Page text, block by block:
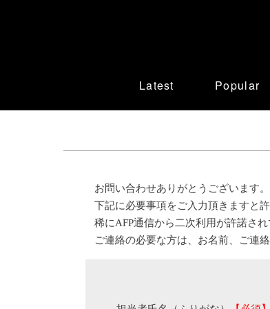
Latest Popular
お問い合わせありがとうございます。
下記に必要事項をご入力頂きますと
稀にAFP通信から二次利用が許諾さ
ご連絡の必要な方は、お名前、ご連